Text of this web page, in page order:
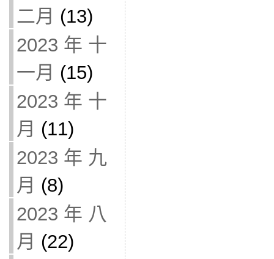
二月 (13)
2023 年 十
一月 (15)
2023 年 十
月 (11)
2023 年 九
月 (8)
2023 年 八
月 (22)